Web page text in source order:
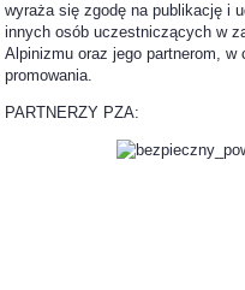
wyraża się zgodę na publikację i
innych osób uczestniczących w
Alpinizmu oraz jego partnerom, w
promowania.
PARTNERZY PZA: